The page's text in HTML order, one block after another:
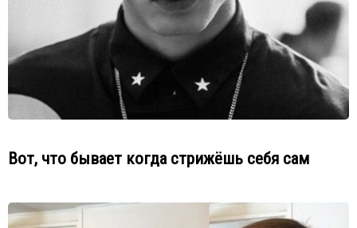
Вот, что бывает когда стрижёшь себя сам